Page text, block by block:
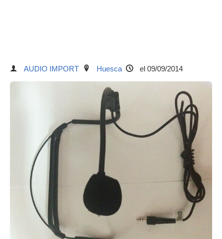
AUDIO IMPORT Huesca el 09/09/2014